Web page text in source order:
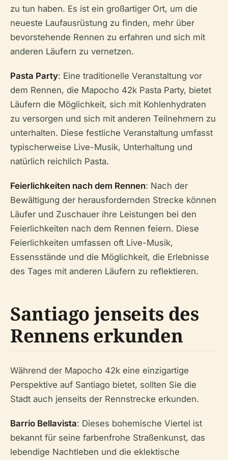
zu tun haben. Es ist ein großartiger Ort, um die
neueste Laufausrüstung zu finden, mehr über
bevorstehende Rennen zu erfahren und sich mit
anderen Läufern zu vernetzen.
Pasta Party: Eine traditionelle Veranstaltung vor
dem Rennen, die Mapocho 42k Pasta Party, bietet
Läufern die Möglichkeit, sich mit Kohlenhydraten
zu versorgen und sich mit anderen Teilnehmern zu
unterhalten. Diese festliche Veranstaltung umfasst
typischerweise Live-Musik, Unterhaltung und
natürlich reichlich Pasta.
Feierlichkeiten nach dem Rennen: Nach der
Bewältigung der herausfordernden Strecke können
Läufer und Zuschauer ihre Leistungen bei den
Feierlichkeiten nach dem Rennen feiern. Diese
Feierlichkeiten umfassen oft Live-Musik,
Essensstände und die Möglichkeit, die Erlebnisse
des Tages mit anderen Läufern zu reflektieren.
Santiago jenseits des
Rennens erkunden
Während der Mapocho 42k eine einzigartige
Perspektive auf Santiago bietet, sollten Sie die
Stadt auch jenseits der Rennstrecke erkunden.
Barrio Bellavista: Dieses bohemische Viertel ist
bekannt für seine farbenfrohe Straßenkunst, das
lebendige Nachtleben und die eklektische